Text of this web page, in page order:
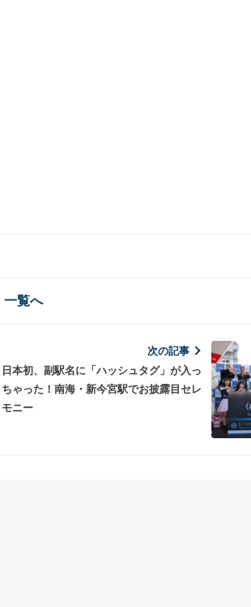
一覧へ
次の記事
日本初、副駅名に「ハッシュタグ」が入っ
ちゃった！南海・新今宮駅でお披露目セレ
モニー